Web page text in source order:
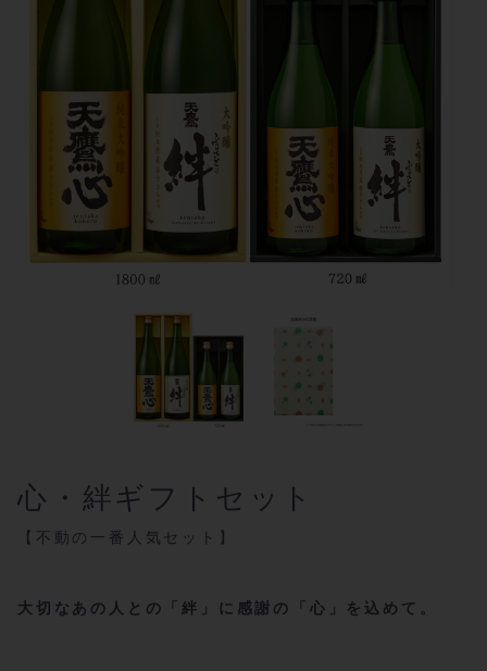
心・絆ギフトセット
【不動の一番人気セット】
大切なあの人との「絆」に感謝の「心」を込めて。